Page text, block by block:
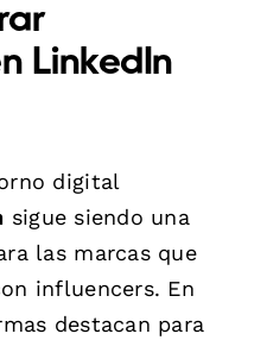
LinkedIn
digital
sigue siendo una
las marcas que
influencers. En
destacan para